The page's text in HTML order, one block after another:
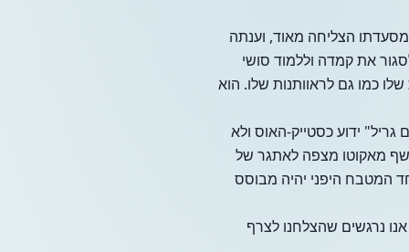
הצליחה מאוד, וענתה
את קמדה וללמוד סושי
שלו כמו גם לראוותנות שלו. הוא
גריל" ידוע כסטייק-האוס ולא
מאקוטו מצפה לאתגר של
המטבח היפני יהיה מבוסס
אנו נרגשים שהצלחנו לצרף